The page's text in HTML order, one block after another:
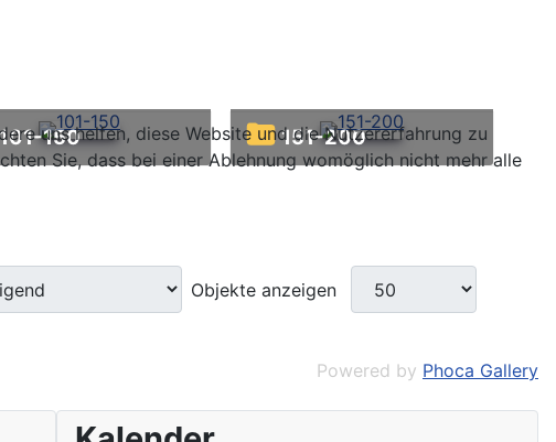
101-150 151-200
Objekte anzeigen
Powered by Phoca Gallery
uns helfen, diese Website und die Nutzererfahrung zu
Sie, dass bei einer Ablehnung womöglich nicht mehr alle